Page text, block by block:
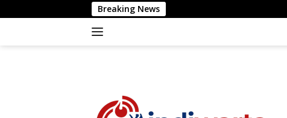
ke
Breaking News